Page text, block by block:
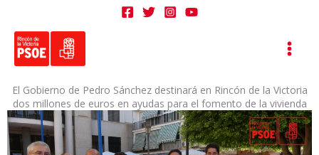
contenido
El Gobierno de Pedro Sánchez destinará en Rincón de la Victoria
dos millones de euros en ayudas para el fomento de la vivienda